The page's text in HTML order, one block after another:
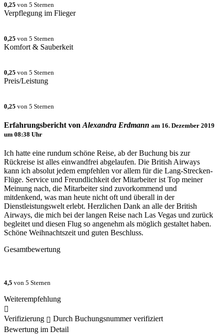
0,25 von 5 Sternen
Verpflegung im Flieger
0,25 von 5 Sternen
Komfort & Sauberkeit
0,25 von 5 Sternen
Preis/Leistung
0,25 von 5 Sternen
Erfahrungsbericht von Alexandra Erdmann am 16. Dezember 2019
um 08:38 Uhr
Ich hatte eine rundum schöne Reise, ab der Buchung bis zur
Rückreise ist alles einwandfrei abgelaufen. Die British Airways
kann ich absolut jedem empfehlen vor allem für die Lang-Strecken-
Flüge. Service und Freundlichkeit der Mitarbeiter ist Top meiner
Meinung nach, die Mitarbeiter sind zuvorkommend und
mitdenkend, was man heute nicht oft und überall in der
Dienstleistungswelt erlebt. Herzlichen Dank an alle der British
Airways, die mich bei der langen Reise nach Las Vegas und zurück
begleitet und diesen Flug so angenehm als möglich gestaltet haben.
Schöne Weihnachtszeit und guten Beschluss.
Gesamtbewertung
4,5 von 5 Sternen
Weiterempfehlung
Verifizierung
Durch Buchungsnummer verifiziert
Bewertung im Detail